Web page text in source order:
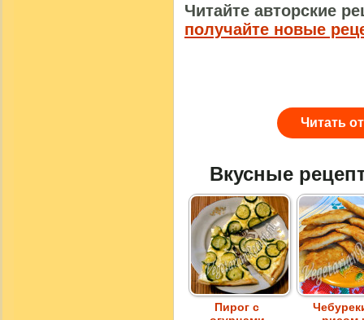
Читайте авторские
получайте новые
Читать
Вкусные
Пирог с